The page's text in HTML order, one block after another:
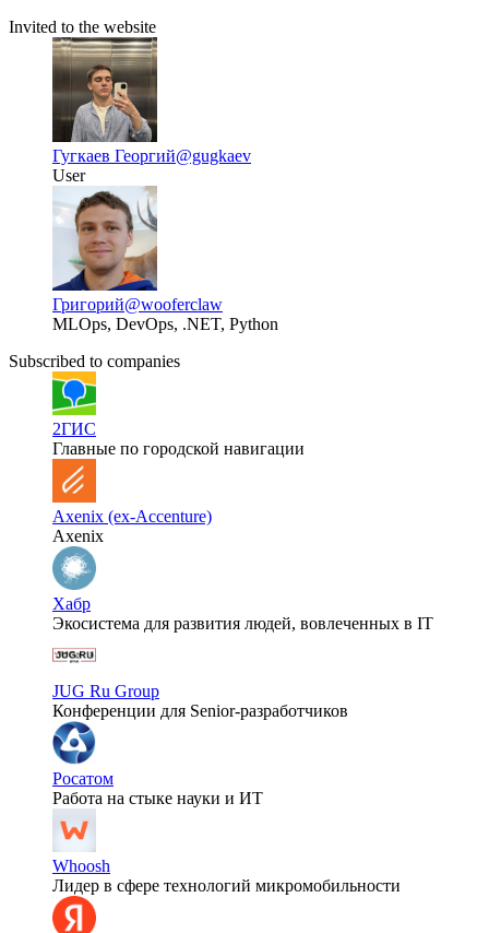
Invited to the website
Гугкаев Георгий@gugkaev
User
Григорий@wooferclaw
MLOps, DevOps, .NET, Python
Subscribed to companies
2ГИС
Главные по городской навигации
Axenix (ex-Accenture)
Axenix
Хабр
Экосистема для развития людей, вовлеченных в IT
JUG Ru Group
Конференции для Senior-разработчиков
Росатом
Работа на стыке науки и ИТ
Whoosh
Лидер в сфере технологий микромобильности